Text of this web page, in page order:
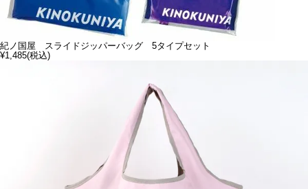
紀ノ国屋 スライドジッパーバッグ 5タイプセット
¥1,485(税込)